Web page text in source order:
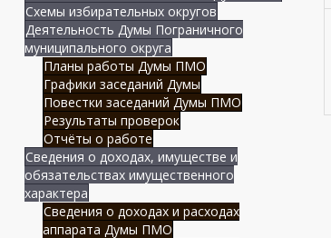
Схемы избирательных округов
Деятельность Думы Пограничного
муниципального округа
Планы работы Думы ПМО
Графики заседаний Думы
Повестки заседаний Думы ПМО
Результаты проверок
Отчёты о работе
Сведения о доходах, имуществе и
обязательствах имущественного
характера
Сведения о доходах и расходах
аппарата Думы ПМО